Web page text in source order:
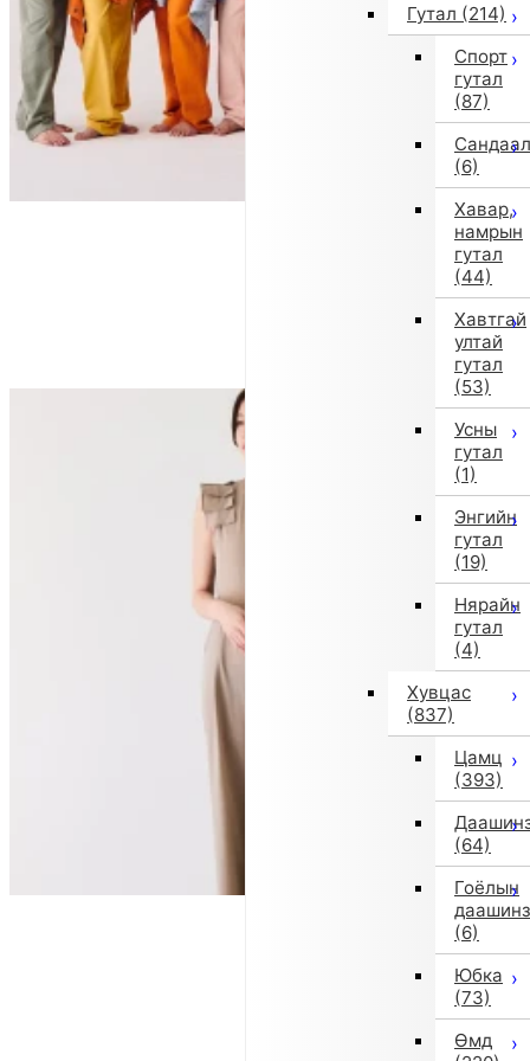
Гутал (214)
Спорт
гутал
(87)
Сандаал
(6)
Хавар,
намрын
гутал
(44)
Хавтгай
ултай
гутал
(53)
Усны
гутал
(1)
Энгийн
гутал
(19)
Нярайн
гутал
(4)
Хувцас
(837)
Цамц
(393)
(64)
Гоёлын
даашинз
(6)
Юбка
(73)
Өмд